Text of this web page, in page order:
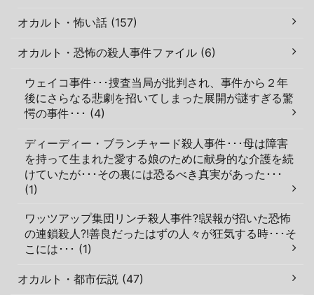
オカルト・怖い話 (157)
オカルト・恐怖の殺人事件ファイル (6)
ウェイコ事件･･･捜査当局が批判され、事件から２年
後にさらなる悲劇を招いてしまった展開が謎すぎる驚
愕の事件･･･ (4)
ディーディー・ブランチャード殺人事件･･･母は障害
を持って生まれた愛する娘のために献身的な介護を続
けていたが･･･その裏には恐るべき真実があった･･･
(1)
ワッツアップ集団リンチ殺人事件?!誤報が招いた恐怖
の連鎖殺人?!善良だったはずの人々が狂気する時･･･そ
こには･･･ (1)
オカルト・都市伝説 (47)